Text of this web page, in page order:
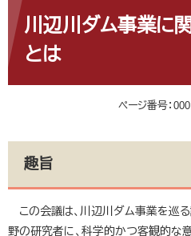
文
へ
文 川辺川ダム事業に
とは
ページ番号：
趣旨
この会議は、川辺川ダム事業を巡
野の研究者に、科学的かつ客観的な